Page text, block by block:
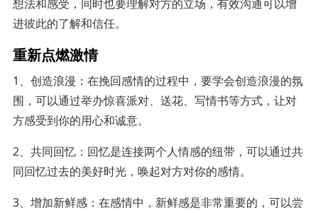
想法和感受，同时也要理解对方的立场，有效沟通可以增
进彼此的了解和信任。
重新点燃激情
1、创造浪漫：在挽回感情的过程中，要学会创造浪漫的氛
围，可以通过举办惊喜派对、送花、写情书等方式，让对
方感受到你的用心和诚意。
2、共同回忆：回忆是连接两个人情感的纽带，可以通过共
同回忆过去的美好时光，唤起对方对你的感情。
3、增加新鲜感：在感情中，新鲜感是非常重要的，可以尝